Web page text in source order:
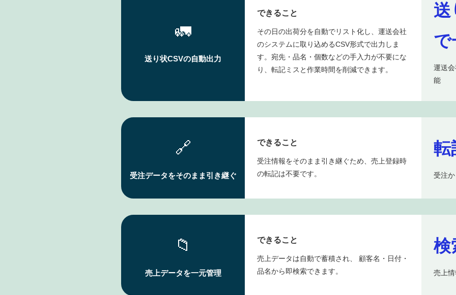
🚛
送り状CSVの自動出力
できること
その日の出荷分を自動でリスト化し、運送会社
のシステムに取り込めるCSV形式で出力しま
す。宛先・品名・個数などの手入力が不要にな
り、転記ミスと作業時間を削減できます。
送
で
運送
能
🔗
受注データをそのまま引き継ぐ
できること
受注情報をそのまま引き継ぐため、売上登録時
の転記は不要です。
転
受注
📁
売上データを一元管理
できること
売上データは自動で蓄積され、 顧客名・日付・
品名から即検索できます。
検
売上